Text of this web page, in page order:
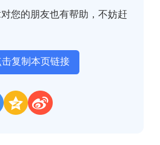
您的朋友也有帮助，不妨赶
击复制本页链接